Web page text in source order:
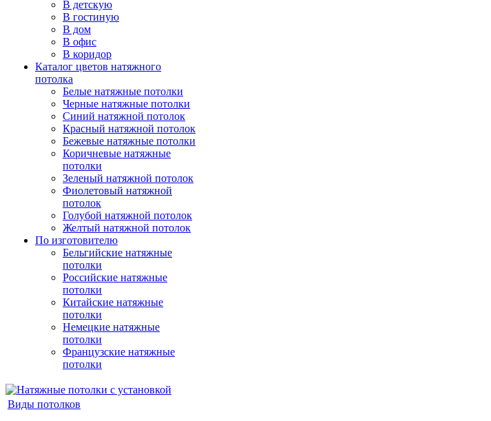
В детскую
В гостиную
В дом
В офис
В коридор
Каталог цветов натяжного
потолка
Белые натяжные потолки
Черные натяжные потолки
Синий натяжной потолок
Красный натяжной потолок
Бежевые натяжные потолки
Коричневые натяжные
потолки
Зеленый натяжной потолок
Фиолетовый натяжной
потолок
Голубой натяжной потолок
Желтый натяжной потолок
По изготовителю
Бельгийские натяжные
потолки
Российские натяжные
потолки
Китайские натяжные
потолки
Немецкие натяжные
потолки
Французские натяжные
потолки
Виды потолков